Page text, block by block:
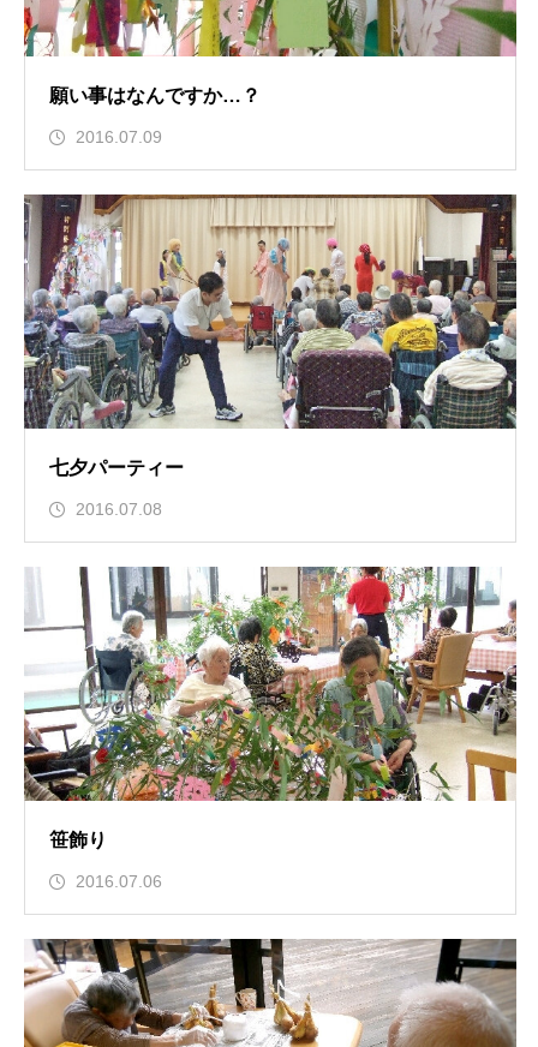
願い事はなんですか…？
2016.07.09
七夕パーティー
2016.07.08
笹飾り
2016.07.06